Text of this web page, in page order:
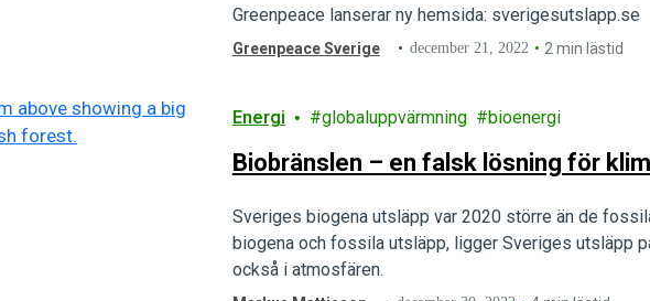
Greenpeace lanserar ny hemsida: sverigesutslapp.se
Greenpeace Sverige december 21, 2022 2 min lästid
Energi globaluppvärmning bioenergi
Biobränslen – en falsk lösning för
Sveriges biogena utsläpp var 2020 större än de
biogena och fossila utsläpp, ligger Sveriges utsläpp
också i atmosfären.